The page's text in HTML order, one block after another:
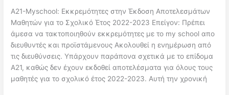
Α21-Myschool: Εκκρεμότητες στην Έκδοση Αποτελεσμάτων
Μαθητών για το Σχολικό Έτος 2022-2023 Επείγον: Πρέπει
άμεσα να τακτοποιηθούν εκκρεμότητες με το my school απο
διευθυντές και προϊστάμενους Ακολουθεί η ενημέρωση από
τις διευθύνσεις. Υπάρχουν παράπονα σχετικά με το επίδομα
Α21, καθώς δεν έχουν εκδοθεί αποτελέσματα για όλους τους
μαθητές για το σχολικό έτος 2022-2023. Αυτή την χρονική